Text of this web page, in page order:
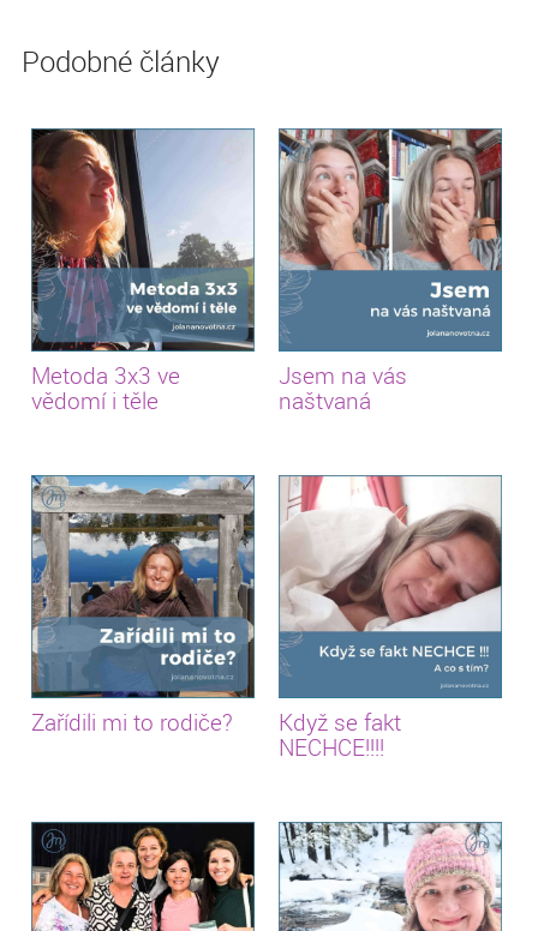
Podobné články
Metoda 3x3 ve
vědomí i těle
Jsem na vás
naštvaná
Zařídili mi to rodiče?
Když se fakt
NECHCE!!!!